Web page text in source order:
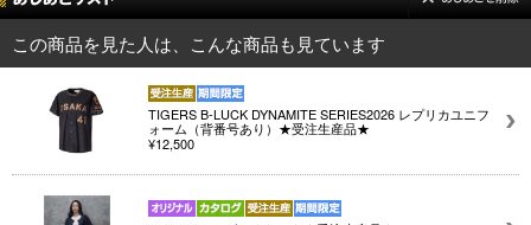
この商品を見た人は、こんな商品も見ています
TIGERS B-LUCK DYNAMITE SERIES2026 レプリカユニフ
ォーム（背番号あり）★受注生産品★
¥12,500